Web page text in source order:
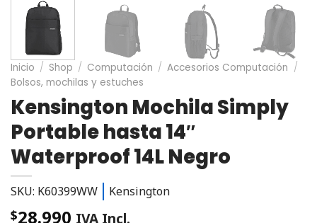
Inicio / Shop / Computación / Accesorios Computación /
Bolsos, mochilas y estuches
Kensington Mochila Simply
Portable hasta 14″
Waterproof 14L Negro
SKU: K60399WW Kensington
$28.990 IVA Incl.